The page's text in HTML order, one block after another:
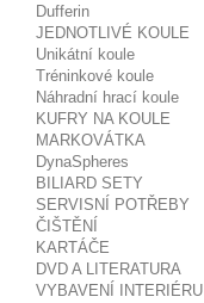
Dufferin
JEDNOTLIVÉ KOULE
Unikátní koule
Tréninkové koule
Náhradní hrací koule
KUFRY NA KOULE
MARKOVÁTKA
DynaSpheres
BILIARD SETY
SERVISNÍ POTŘEBY
ČIŠTĚNÍ
KARTÁČE
DVD A LITERATURA
VYBAVENÍ INTERIÉRU